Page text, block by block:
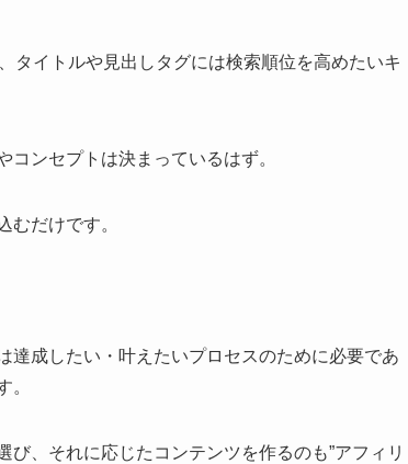
タイトルや見出しタグには検索順位を高めたいキ
ンセプトは決まっているはず。
むだけです。
達成したい・叶えたいプロセスのために必要であ
。
、それに応じたコンテンツを作るのも”アフィリ